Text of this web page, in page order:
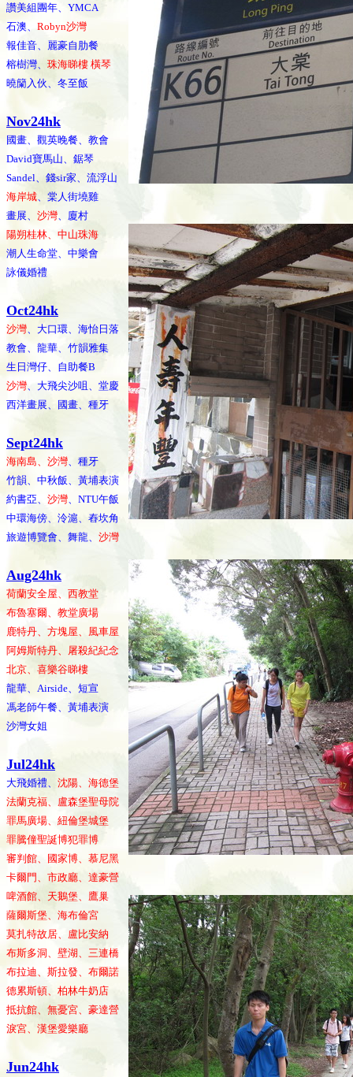
讚美組團年、YMCA
石澳、 Robyn沙灣
報佳音、麗豪自肋餐
榕樹灣、 珠海睇樓 橫琴
曉籣入伙、冬至飯
Nov24hk
國畫、觀英晚餐、教會
David寶馬山、鋸琴
Sandel、錢sir家、流浮山
海岸城、棠人街墝雞
畫展、 沙灣、廈村
陽朔桂林、中山珠海
潮人生命堂、中樂會
詠儀婚禮
Oct24hk
沙灣、大口環、海怡日落
教會、龍華、竹韻雅集
生日灣仔、自助餐B
沙灣、大飛尖沙咀、堂慶
西洋畫展、國畫、種牙
Sept24hk
海南島、沙灣、種牙
竹韻、中秋飯、黃埔表演
約書亞、 沙灣、NTU午飯
中環海傍、泠滬、舂坎角
旅遊博覽會、舞龍、 沙灣
Aug24hk
荷蘭安全屋、西教堂
布魯塞爾、教堂廣場
鹿特丹、方塊屋、風車屋
阿姆斯特丹、屠殺紀紀念
北京、喜樂谷睇樓
龍華、Airside、短宣
馮老師午餐、黃埔表演
沙灣女姐
Jul24hk
大飛婚禮、 沈陽、海德堡
法蘭克福、盧森堡聖母院
罪馬廣場、紐倫堡城堡
罪騰僮聖誕博犯罪博
審判館、國家博、慕尼黑
卡爾門、市政廳、達豪營
啤酒館、天鵝堡、鷹巢
薩爾斯堡、海布倫宮
莫扎特故居、盧比安納
布斯多洞、壁湖、三連橋
布拉迪、斯拉發、布爾諾
德累斯頓、柏林牛奶店
抵抗館、無憂宮、豪達營
淚宮、漢堡愛樂廳
Jun24hk